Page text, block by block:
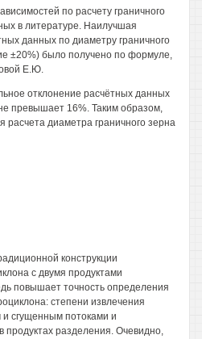
по расчету граничного
в литературе. Наилучшая
данных по диаметру граничного
±20%) было получено по формуле,
Е.Ю.
отклонение расчётных данных
превышает 16%. Таким образом,
расчета диаметра граничного зерна
конструкции
с двумя продуктами
повышает точность определения
степени извлечения
сгущенным потоками и
продуктах разделения. Очевидно,